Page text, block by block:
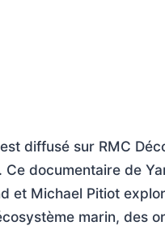
diffusé sur RMC
Ce documentaire de
et Michael Pitiot
marin, des